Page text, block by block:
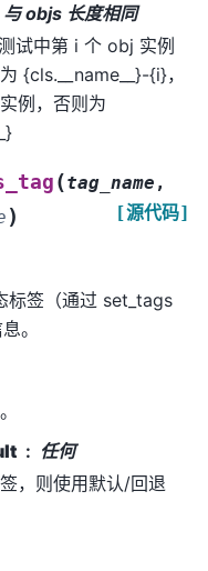
objs 长度相同
试中第 i 个 obj 实例
{cls.__name__}-{i}，
例，否则为
(tag_name ,
) [源代码]
标签（通过 set_tags
。
任何
，则使用默认/回退